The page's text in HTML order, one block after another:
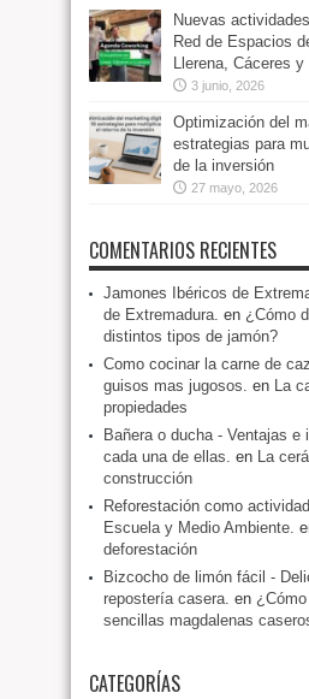
Nuevas
Red de Espacios
Llerena, Cáceres
3 junio, 2026
Optimización del
estrategias para
de la inversión
27 mayo, 2026
COMENTARIOS RECIENTES
Jamones Ibéricos de
de Extremadura. en ¿Cómo
distintos tipos de jamón?
Como cocinar la carne de
guisos mas jugosos. en La
propiedades
Bañera o ducha - Ventajas e
cada una de ellas. en La
construcción
Reforestación como
Escuela y Medio Ambiente.
deforestación
Bizcocho de limón fácil -
repostería casera. en
sencillas magdalenas
CATEGORÍAS